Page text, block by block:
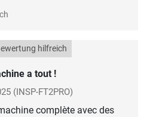
a tout !
hilfreich
(INSP-FT2PRO)
complète avec des